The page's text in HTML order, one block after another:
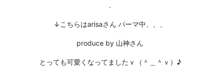
.
↓こちらはarisaさん パーマ中、、、
produce by 山神さん
とっても可愛くなってましたｖ（＾＿＾ｖ）♪